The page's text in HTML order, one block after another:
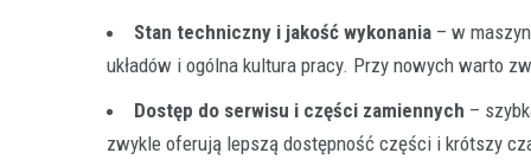
Stan techniczny i jakość wykonania – w
układów i ogólna kultura pracy. Przy nowych warto
Dostęp do serwisu i części zamiennych –
zwykle oferują lepszą dostępność części i krótszy